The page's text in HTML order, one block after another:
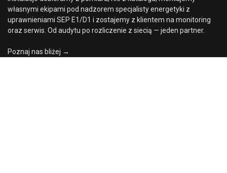
własnymi ekipami pod nadzorem specjalisty energetyki z
uprawnieniami SEP E1/D1 i zostajemy z klientem na monitoring
oraz serwis. Od audytu po rozliczenie z siecią — jeden partner.
Poznaj nas bliżej →